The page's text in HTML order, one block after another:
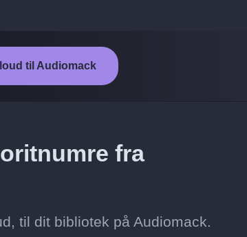
til Audiomack
fra
til dit bibliotek på Audiomack.